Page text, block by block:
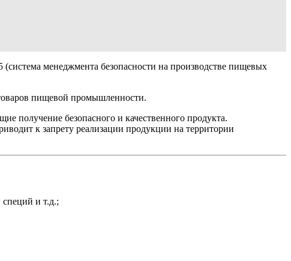
менеджмента безопасности на производстве пищевых
пищевой промышленности.
безопасного и качественного продукта.
к запрету реализации продукции на территории
и т.д.;